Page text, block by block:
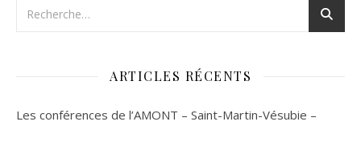
ARTICLES RÉCENTS
Les conférences de l’AMONT – Saint-Martin-Vésubie –